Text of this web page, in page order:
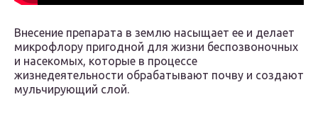
Внесение препарата в землю насыщает ее и делает
микрофлору пригодной для жизни беспозвоночных
и насекомых, которые в процессе
жизнедеятельности обрабатывают почву и создают
мульчирующий слой.